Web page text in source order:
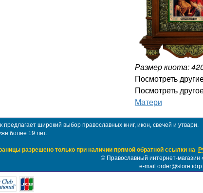
Размер киота:
Посмотреть
Посмотреть
Матери
широкий выбор православных книг, икон, свечей и утвари.
более 19 лет.
разрешено только при наличии прямой обратной ссылки на
© Православный интернет-магазин
e-mail